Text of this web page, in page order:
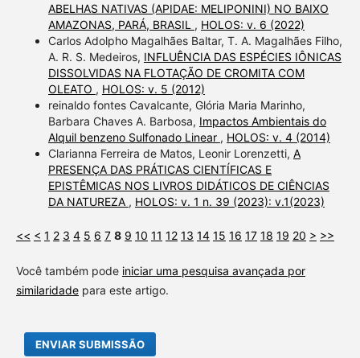
ABELHAS NATIVAS (APIDAE: MELIPONINI) NO BAIXO
AMAZONAS, PARÁ, BRASIL , HOLOS: v. 6 (2022)
Carlos Adolpho Magalhães Baltar, T. A. Magalhães Filho,
A. R. S. Medeiros, INFLUÊNCIA DAS ESPÉCIES IÔNICAS
DISSOLVIDAS NA FLOTAÇÃO DE CROMITA COM
OLEATO , HOLOS: v. 5 (2012)
reinaldo fontes Cavalcante, Glória Maria Marinho,
Barbara Chaves A. Barbosa, Impactos Ambientais do
Alquil benzeno Sulfonado Linear , HOLOS: v. 4 (2014)
Clarianna Ferreira de Matos, Leonir Lorenzetti, A
PRESENÇA DAS PRÁTICAS CIENTÍFICAS E
EPISTÊMICAS NOS LIVROS DIDÁTICOS DE CIÊNCIAS
DA NATUREZA , HOLOS: v. 1 n. 39 (2023): v.1(2023)
<< < 1 2 3 4 5 6 7 8 9 10 11 12 13 14 15 16 17 18 19 20 > >>
Você também pode iniciar uma pesquisa avançada por
similaridadepara este artigo.
ENVIAR SUBMISSÃO